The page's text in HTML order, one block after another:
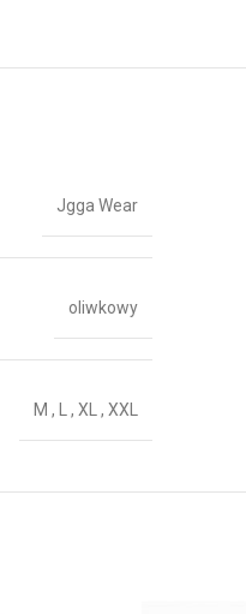
Jgga Wear
oliwkowy
M , L, XL, XXL